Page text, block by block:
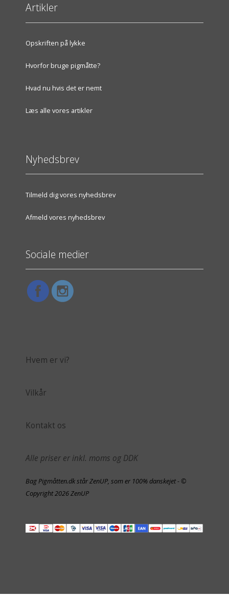
Artikler
Opskriften på lykke
Hvorfor bruge pigmåtte?
Hvad nu hvis det er nemt
Læs alle vores artikler
Nyhedsbrev
Tilmeld dig vores nyhedsbrev
Afmeld vores nyhedsbrev
Sociale medier
Hvem er vi?
Vilkår
Kontakt os
Alle priser er inkl. moms og DDK
Bag Pigmåtten.dk står ZenUP, som er 100% danskejet - ©
Copyright 2026 ZenUP